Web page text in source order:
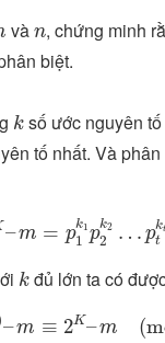
và n
n, chứng minh
biệt.
k
k số ước nguyên
tố nhất. Và
–m = pk1
1 pk2
2 … pkt
t
k1 p2k p
k
k đủ lớn ta có
–m ≡ 2K–m (
m≡2